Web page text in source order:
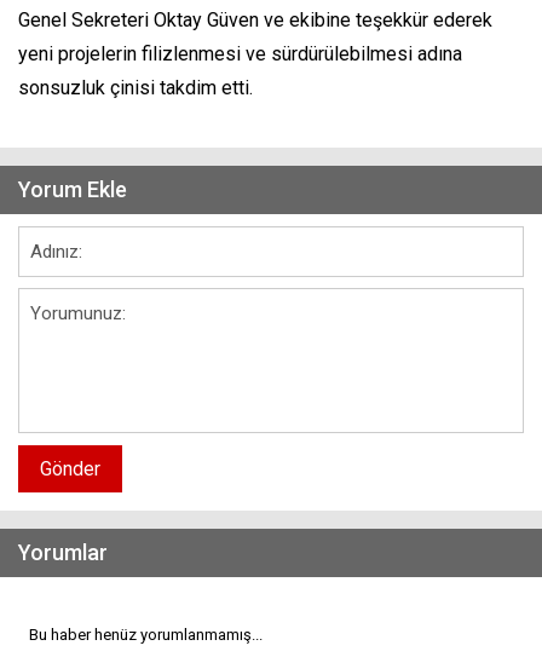
Genel Sekreteri Oktay Güven ve ekibine teşekkür ederek
yeni projelerin filizlenmesi ve sürdürülebilmesi adına
sonsuzluk çinisi takdim etti.
Yorum Ekle
Gönder
Yorumlar
Bu haber henüz yorumlanmamış...